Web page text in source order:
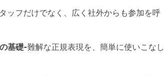
ッフだけでなく、広く社外からも参加を呼
基礎-難解な正規表現を、簡単に使いこなし